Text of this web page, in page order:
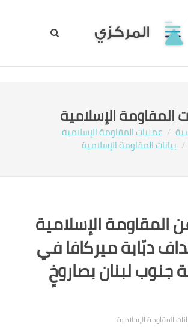
المقاومة الإسلامية
عمليات المقاومة الإسلامية
بيانات المقاومة الإسلامية
المقاومة الإسلامية
دبّابة ميركافا في
جنوب لبنان بصاروخٍ
المقاومة الإسلامية